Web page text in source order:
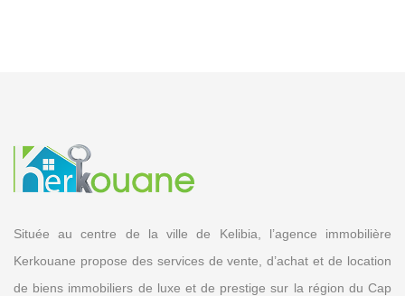
Située au centre de la ville de Kelibia, l’agence immobilière
Kerkouane propose des services de vente, d’achat et de location
de biens immobiliers de luxe et de prestige sur la région du Cap